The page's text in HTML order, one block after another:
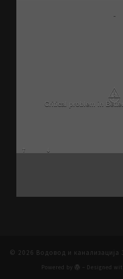
-
⚠
Critical problem in
© 2026 Водовод и канализација
Powered by – Designed